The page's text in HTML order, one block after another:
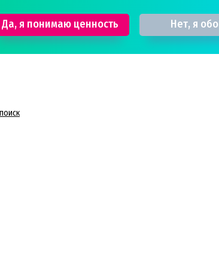
Да, я понимаю ценность Нет, я